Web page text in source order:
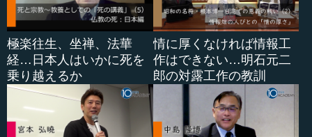
極楽往生、坐禅、法華
経…日本人はいかに死を
乗り越えるか
情に厚くなければ情報工
作はできない…明石元二
郎の対露工作の教訓